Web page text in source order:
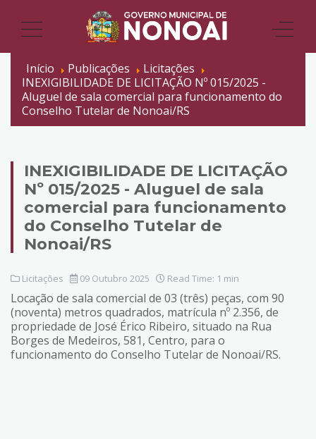
Início Publicações
Licitações
INEXIGIBILIDADE DE LICITAÇÃO Nº 015/2025 -
Aluguel de sala comercial para funcionamento do
Conselho Tutelar de Nonoai/RS
INEXIGIBILIDADE DE LICITAÇÃO
Nº 015/2025 - Aluguel de sala
comercial para funcionamento
do Conselho Tutelar de
Nonoai/RS
Licitações 09 Outubro 2025 Read Time: 1 min
Locação de sala comercial de 03 (três) peças, com 90
(noventa) metros quadrados, matrícula nº 2.356, de
propriedade de José Érico Ribeiro, situado na Rua
Borges de Medeiros, 581, Centro, para o
funcionamento do Conselho Tutelar de Nonoai/RS.